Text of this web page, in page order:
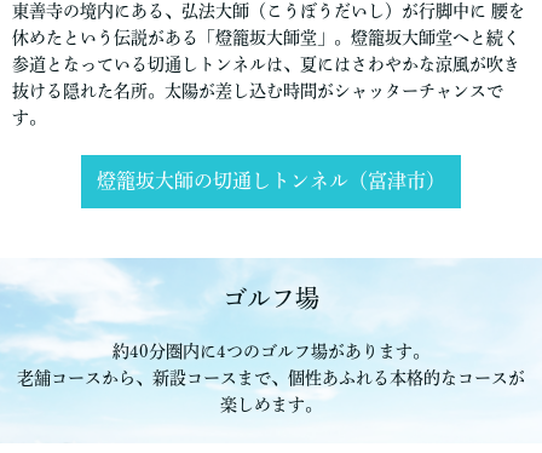
東善寺の境内にある、弘法大師（こうぼうだいし）が行脚中に 腰を
休めたという伝説がある「燈籠坂大師堂」。燈籠坂大師堂へと続く
参道となっている切通しトンネルは、夏にはさわやかな涼風が吹き
抜ける隠れた名所。太陽が差し込む時間がシャッターチャンスで
す。
燈籠坂大師の切通しトンネル（富津市）
ゴルフ場
約40分圏内に4つのゴルフ場があります。
老舗コースから、新設コースまで、個性あふれる本格的なコースが
楽しめます。